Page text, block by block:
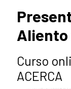
Aliento
Curso
ACERCA